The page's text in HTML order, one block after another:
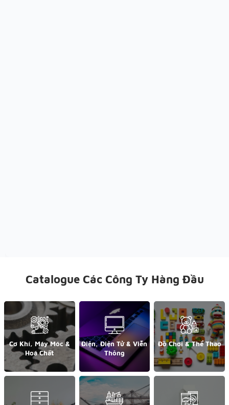
Catalogue Các Công Ty Hàng Đầu
Cơ Khí, Máy Móc &
Hoá Chất
Điện, Điện Tử & Viễn
Thông
Đồ Chơi & Thể Thao